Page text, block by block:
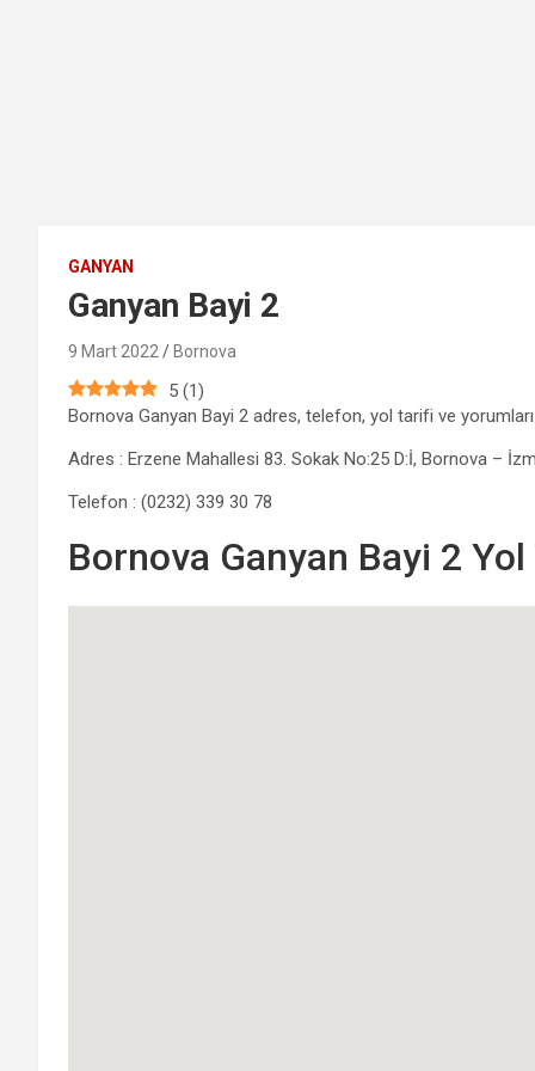
GANYAN
Ganyan Bayi 2
9 Mart 2022 Bornova
5 (1)
Bornova Ganyan Bayi 2 adres, telefon, yol tarifi ve yorumları
Adres : Erzene Mahallesi 83. Sokak No:25 D:İ, Bornova –
Telefon : (0232) 339 30 78
Bornova Ganyan Bayi 2